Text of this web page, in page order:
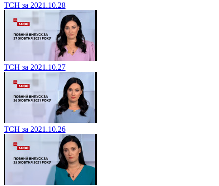
ТСН за 2021.10.28
ТСН за 2021.10.27
ТСН за 2021.10.26